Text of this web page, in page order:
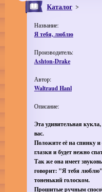
Каталог
Название:
Я тебя, люблю
Производитель:
Ashton-Drake
Автор:
Waltraud Hanl
Описание:
Эта удивительная
вас.
Положите её на спинку и
глазки и будет нежно
Так же она имеет
говорит: "Я тебя
тоненький голоском.
Прошитые ручным